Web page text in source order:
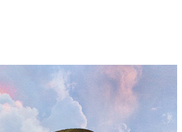
联系我们